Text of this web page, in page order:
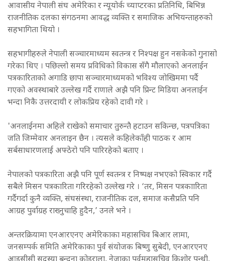
आवासीय नेपाली संघ अमेरिका र न्यूयोर्क च्याप्टरका प्रतिनिधि, बिभिन्न
राजनीतिक दलका संगठनमा आवद्ध व्यक्ति र समाजिक अभियन्ताहरुको
सहभागिता थियो ।
सहभागीहरुले नेपाली सञ्चारमाध्यम स्वतन्त्र र निश्पक्ष हुन नसकेको गुनासो
गरेका थिए । पछिल्लो समय प्रविधिको विकास सँगै मौलाएको अनलाईन
पत्रकारिताको अगाडि छापा सञ्चारमाध्यमको भविश्य जोखिममा पर्दै
गएको अवस्थाबारे उल्लेख गर्दै राणाले अझै पनि प्रिन्ट मिडिया अनलाईन
भन्दा निकै उत्तरदायी र लोकप्रिय रहेको दावी गरे ।
'अनलाईनमा अहिले राखेको समाचार तुरुन्तै हटाउन सकिन्छ, पत्रपत्रिका
जति जिम्मेवार अनलाइन छैन । त्यसले कहिलेकाँही पाठक र आम
सर्बसाधारणलाई अफ्ठेरो पनि पारिरहेको बताए ।
नेपालको पत्रकारिता अझै पनि पूर्ण स्वतन्त्र र निष्पक्ष नभएको स्विकार गर्दै
सबैले मिसन पत्रकारिता गरिरहेको उल्लेख गरे । ‘तर, मिसन पत्रकाारिता
गर्दैगर्दा कुनै व्यक्ति, संघसंस्था, राजनीतिक दल, समाज कसैप्रति पनि
आग्रह पुर्वाग्रह राख्नुचाहि हुदैन,’ उनले भने ।
अन्तरक्रियामा एनआरएनए अमेरिकाका महासचिव बिआर लामा,
जनसम्पर्क समिति अमेरिकाका पुर्व संयोजक बिष्णु सुबेदी, एनआरएनए